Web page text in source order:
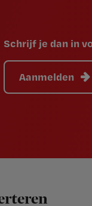
Schrijf je dan in
Aanmelden